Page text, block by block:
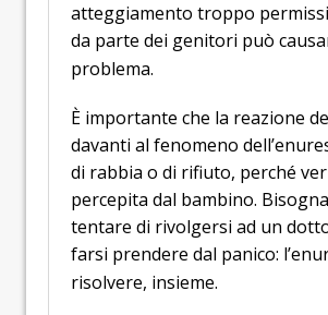
atteggiamento troppo
da parte dei genitori può
problema.
È importante che la reazione
davanti al fenomeno
di rabbia o di rifiuto, perché
percepita dal bambino.
tentare di rivolgersi ad un
farsi prendere dal panico:
risolvere, insieme.